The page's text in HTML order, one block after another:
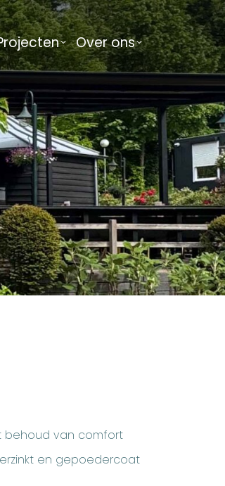
Over ons
behoud van comfort
en gepoedercoat